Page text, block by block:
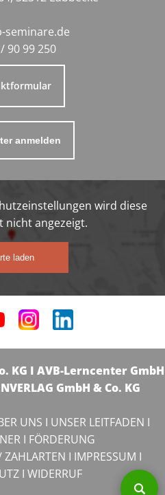
seminare.de
90 99 250
anmelden
wird diese
nicht angezeigt.
laden
KG I AVB-Lerncenter GmbH
GmbH & Co. KG
UNS I UNSER LEITFADEN I
I FÖRDERUNG
ZAHLARTEN I IMPRESSUM I
I WIDERRUF